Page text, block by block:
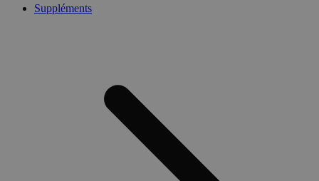
Suppléments